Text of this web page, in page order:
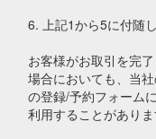
6. 上記1から5に付随
お客様がお取引を完
場合においても、当
の登録/予約フォーム
利用することがありま